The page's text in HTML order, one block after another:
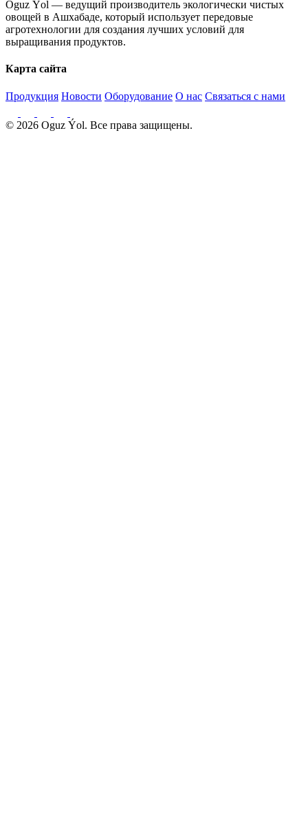
Oguz Ýol — ведущий производитель экологически чистых
овощей в Ашхабаде, который использует передовые
агротехнологии для создания лучших условий для
выращивания продуктов.
Карта сайта
Продукция Новости Оборудование О нас Связаться с нами
© 2026 Oguz Ýol. Все права защищены.